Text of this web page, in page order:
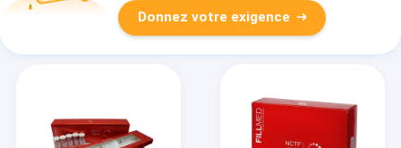
Donnez votre exigence